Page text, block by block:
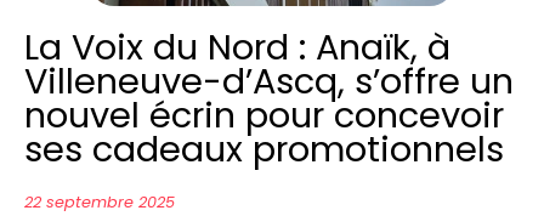
La Voix du Nord : Anaïk, à
Villeneuve-d’Ascq, s’offre un
nouvel écrin pour concevoir
ses cadeaux promotionnels
22 septembre 2025